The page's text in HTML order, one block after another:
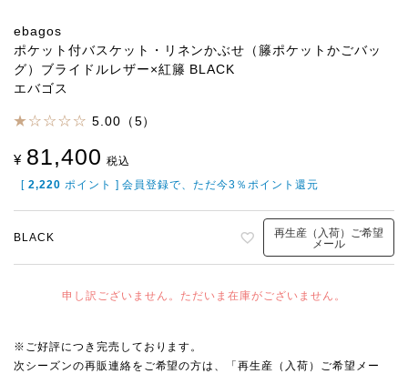
ebagos
ポケット付バスケット・リネンかぶせ（籐ポケットかごバッ
グ）ブライドルレザー×紅籐 BLACK
エバゴス
5.00（5）
¥ 81,400 税込
[ 2,220 ポイント ] 会員登録で、ただ今3％ポイント還元
BLACK
再生産（入荷）ご希望
メール
申し訳ございません。ただいま在庫がございません。
※ご好評につき完売しております。
次シーズンの再販連絡をご希望の方は、「再生産（入荷）ご希望メー